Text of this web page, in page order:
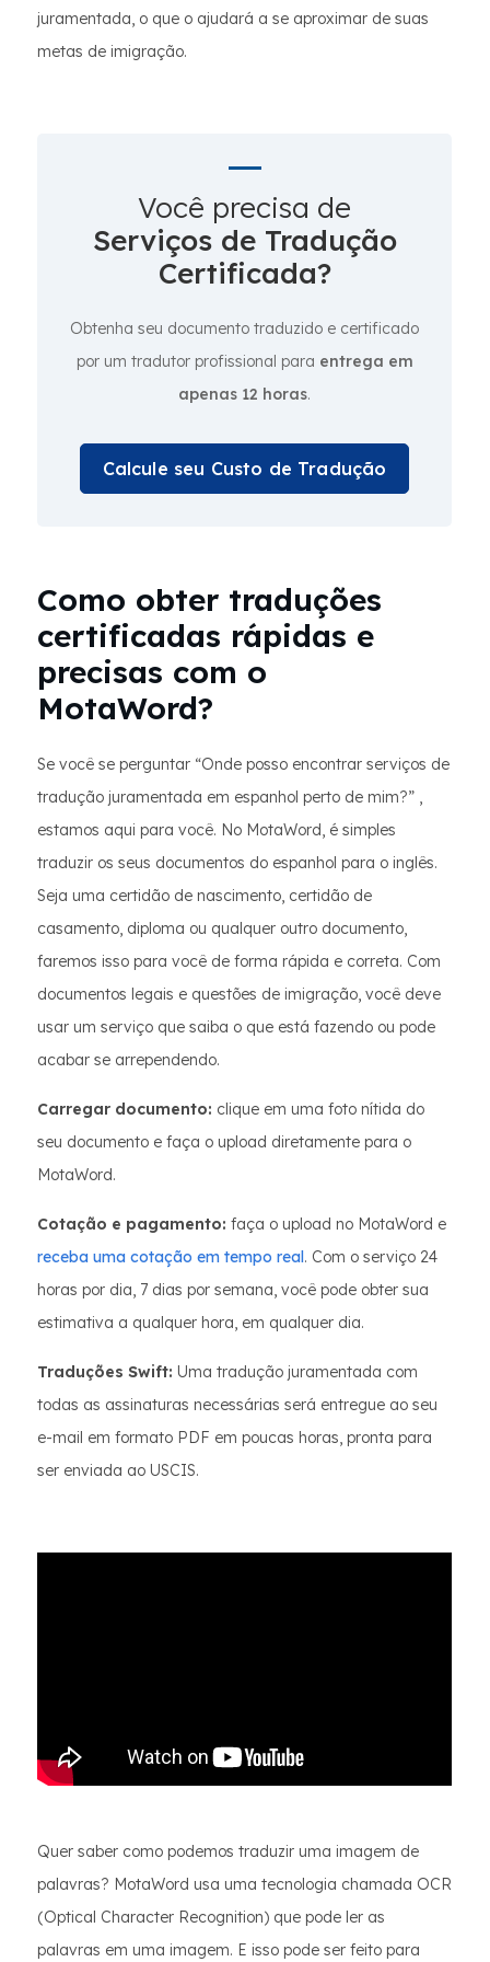
juramentada, o que o ajudará a se aproximar de suas
metas de imigração.
Você precisa de
Serviços de Tradução
Certificada?
Obtenha seu documento traduzido e certificado
por um tradutor profissional para entrega em
apenas 12 horas.
Calcule seu Custo de Tradução
Como obter traduções
certificadas rápidas e
precisas com o
MotaWord?
Se você se perguntar “Onde posso encontrar serviços de
tradução juramentada em espanhol perto de mim?” ,
estamos aqui para você. No MotaWord, é simples
traduzir os seus documentos do espanhol para o inglês.
Seja uma certidão de nascimento, certidão de
casamento, diploma ou qualquer outro documento,
faremos isso para você de forma rápida e correta. Com
documentos legais e questões de imigração, você deve
usar um serviço que saiba o que está fazendo ou pode
acabar se arrependendo.
Carregar documento: clique em uma foto nítida do
seu documento e faça o upload diretamente para o
MotaWord.
Cotação e pagamento: faça o upload no MotaWord e
receba uma cotação em tempo real. Com o serviço 24
horas por dia, 7 dias por semana, você pode obter sua
estimativa a qualquer hora, em qualquer dia.
Traduções Swift: Uma tradução juramentada com
todas as assinaturas necessárias será entregue ao seu
e-mail em formato PDF em poucas horas, pronta para
ser enviada ao USCIS.
Quer saber como podemos traduzir uma imagem de
palavras? MotaWord usa uma tecnologia chamada OCR
(Optical Character Recognition) que pode ler as
palavras em uma imagem. E isso pode ser feito para